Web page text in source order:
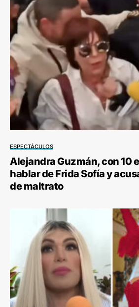
ESPECTÁCULOS
Alejandra Guzmán, con 10
hablar de Frida Sofía y
de maltrato